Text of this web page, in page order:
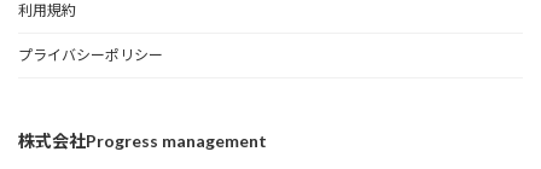
利用規約
プライバシーポリシー
株式会社Progress management